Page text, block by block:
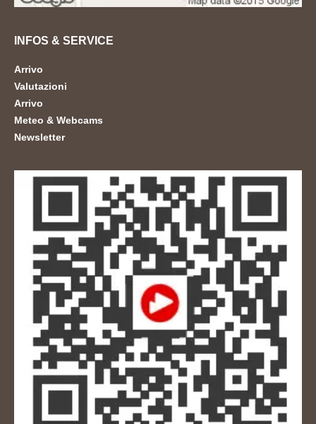
INFOS & SERVICE
Arrivo
Valutazioni
Arrivo
Meteo & Webcams
Newsletter